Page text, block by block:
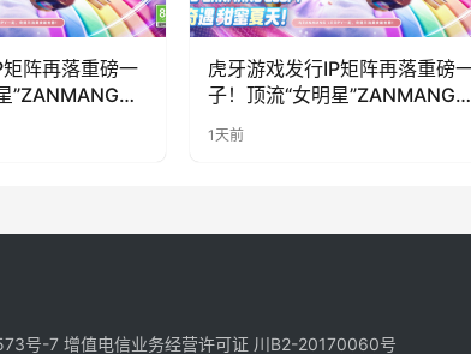
阵再落重磅一
”ZANMANG
虎牙游戏发行IP矩阵再落重磅
子！顶流“女明星”ZANMANG
奇遇》惊喜曝光
1天前
号-7 增值电信业务经营许可证 川B2-20170060号